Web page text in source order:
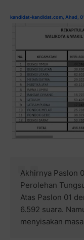
kandidat-kandidat.com, Ahad,
Akhirnya Paslon
Perolehan
Atas Paslon 01
6.592 suara.
menyisakan